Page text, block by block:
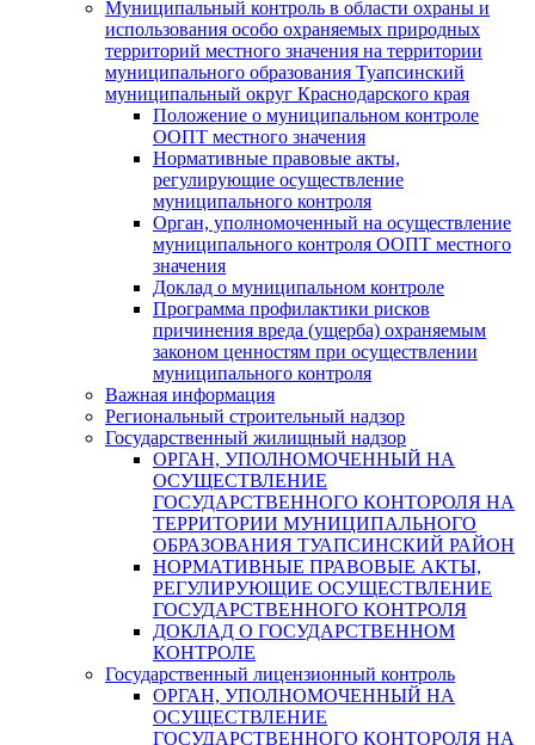
Муниципальный контроль в области охраны и
использования особо охраняемых природных
территорий местного значения на территории
муниципального образования Туапсинский
муниципальный округ Краснодарского края
Положение о муниципальном контроле
ООПТ местного значения
Нормативные правовые акты,
регулирующие осуществление
муниципального контроля
Орган, уполномоченный на осуществление
муниципального контроля ООПТ местного
значения
Доклад о муниципальном контроле
Программа профилактики рисков
причинения вреда (ущерба) охраняемым
законом ценностям при осуществлении
муниципального контроля
Важная информация
Региональный строительный надзор
Государственный жилищный надзор
ОРГАН, УПОЛНОМОЧЕННЫЙ НА
ОСУЩЕСТВЛЕНИЕ
ГОСУДАРСТВЕННОГО КОНТОРОЛЯ НА
ТЕРРИТОРИИ МУНИЦИПАЛЬНОГО
ОБРАЗОВАНИЯ ТУАПСИНСКИЙ РАЙОН
НОРМАТИВНЫЕ ПРАВОВЫЕ АКТЫ,
РЕГУЛИРУЮЩИЕ ОСУЩЕСТВЛЕНИЕ
ГОСУДАРСТВЕННОГО КОНТРОЛЯ
ДОКЛАД О ГОСУДАРСТВЕННОМ
КОНТРОЛЕ
Государственный лицензионный контроль
ОРГАН, УПОЛНОМОЧЕННЫЙ НА
ОСУЩЕСТВЛЕНИЕ
ГОСУДАРСТВЕННОГО КОНТОРОЛЯ НА